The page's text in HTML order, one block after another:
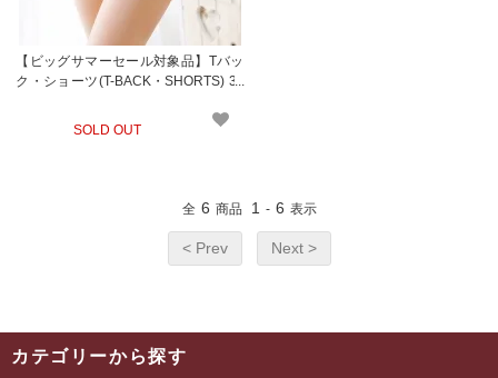
【ビッグサマーセール対象品】Tバッ
ク・ショーツ(T-BACK・SHORTS) 32
SOLD OUT
全 6 商品 1 - 6 表示
< Prev Next >
カテゴリーから探す